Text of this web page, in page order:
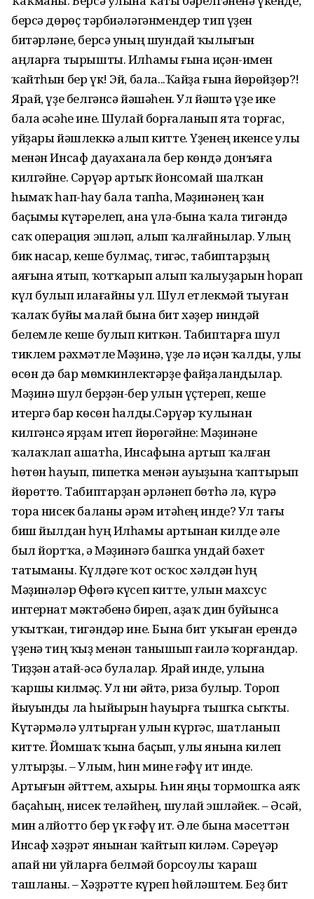
берсә дөрөҫ тәрбиәләгәнмендер тип үҙен
битәрләне, берсә уның шундай ҡылығын
аңларға тырышты. Илһамы ғына иҫән-имен
ҡайтһын бер үк! Эй, бала...Ҡайҙа ғына йөрөйҙөр?!
Ярай, үҙе белгәнсә йәшәһен. Ул йәштә үҙе ике
бала әсәһе ине. Шулай борғаланып ята торғас,
уйҙары йәшлеккә алып китте. Үҙенең икенсе улы
менән Инсаф дауаханала бер көндә донъяға
килгәйне. Сәрүәр артыҡ йонсомай шалҡан
һымаҡ һап-һау бала тапһа, Мәҙинәнең ҡан
баҫымы күтәрелеп, ана үлә-бына ҡала тигәндә
саҡ операция эшләп, алып ҡалғайнылар. Улың
бик насар, кеше булмаҫ, тигәс, табиптарҙың
аяғына ятып, ҡотҡарып алып ҡалыуҙарын һорап
күл булып илағайны ул. Шул етлекмәй тыуған
ҡалаҡ буйы малай бына бит хәҙер ниндәй
белемле кеше булып киткән. Табиптарға шул
тиклем рәхмәтле Мәҙинә, үҙе лә иҫән ҡалды, улы
өсөн дә бар мөмкинлектәрҙе файҙаландылар.
Мәҙинә шул берҙән-бер улын үҫтереп, кеше
итергә бар көсөн һалды.Сәрүәр ҡулынан
килгәнсә ярҙам итеп йөрөгәйне: Мәҙинәне
ҡалаҡлап ашатһа, Инсафына артып ҡалған
һөтөн һауып, пипетка менән ауыҙына ҡаптырып
йөрөттө. Табиптарҙан әрләнеп бөтһә лә, күрә
тора нисек баланы әрәм итәһең инде? Ул тағы
биш йылдан һуң Илһамы артынан килде әле
был йортҡа, ә Мәҙинәгә башҡа ундай бәхет
татыманы. Күлдәге ҡот осҡос хәлдән һуң
Мәҙинәләр Өфөгә күсеп китте, улын махсус
интернат мәктәбенә биреп, аҙаҡ дин буйынса
уҡытҡан, тигәндәр ине. Бына бит уҡыған ерендә
үҙенә тиң ҡыҙ менән танышып ғаилә ҡорғандар.
Тиҙҙән атай-әсә булалар. Ярай инде, улына
ҡаршы килмәҫ. Ул ни әйтә, риза булыр. Тороп
йыуынды ла һыйырын һауырға тышҡа сыҡты.
Күтәрмәлә ултырған улын күргәс, шатланып
китте. Йомшаҡ ҡына баҫып, улы янына килеп
ултырҙы. – Улым, һин мине ғәфү ит инде.
Артығын әйттем, ахыры. Һин яңы тормошҡа аяҡ
баҫаһың, нисек теләйһең, шулай эшләйек. – Әсәй,
мин алйотто бер үк ғәфү ит. Әле бына мәсеттән
Инсаф хәҙрәт янынан ҡайтып киләм. Сәреүәр
апай ни уйларға белмәй борсоулы ҡараш
ташланы. – Хәҙрәтте күреп һөйләштем. Беҙ бит